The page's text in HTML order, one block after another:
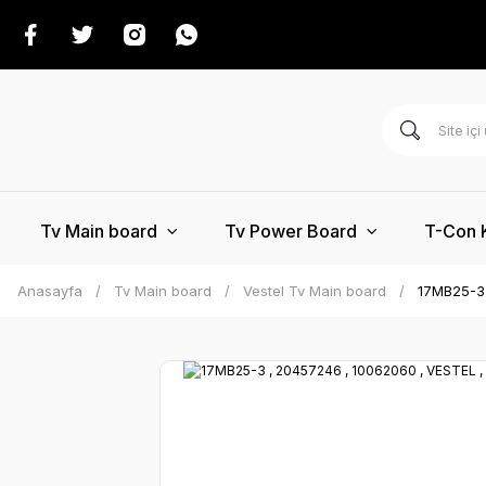
Tv Main board Tv Power Board T-Con
Anasayfa Tv Main board Vestel Tv Main board 17MB25-